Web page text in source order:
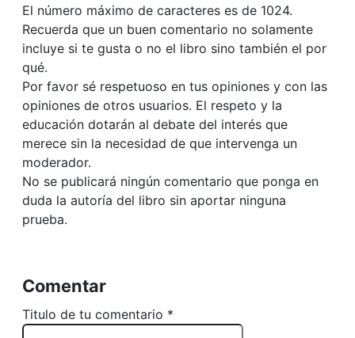
El número máximo de caracteres es de 1024.
Recuerda que un buen comentario no solamente
incluye si te gusta o no el libro sino también el por
qué.
Por favor sé respetuoso en tus opiniones y con las
opiniones de otros usuarios. El respeto y la
educación dotarán al debate del interés que
merece sin la necesidad de que intervenga un
moderador.
No se publicará ningún comentario que ponga en
duda la autoría del libro sin aportar ninguna
prueba.
Comentar
Titulo de tu comentario *